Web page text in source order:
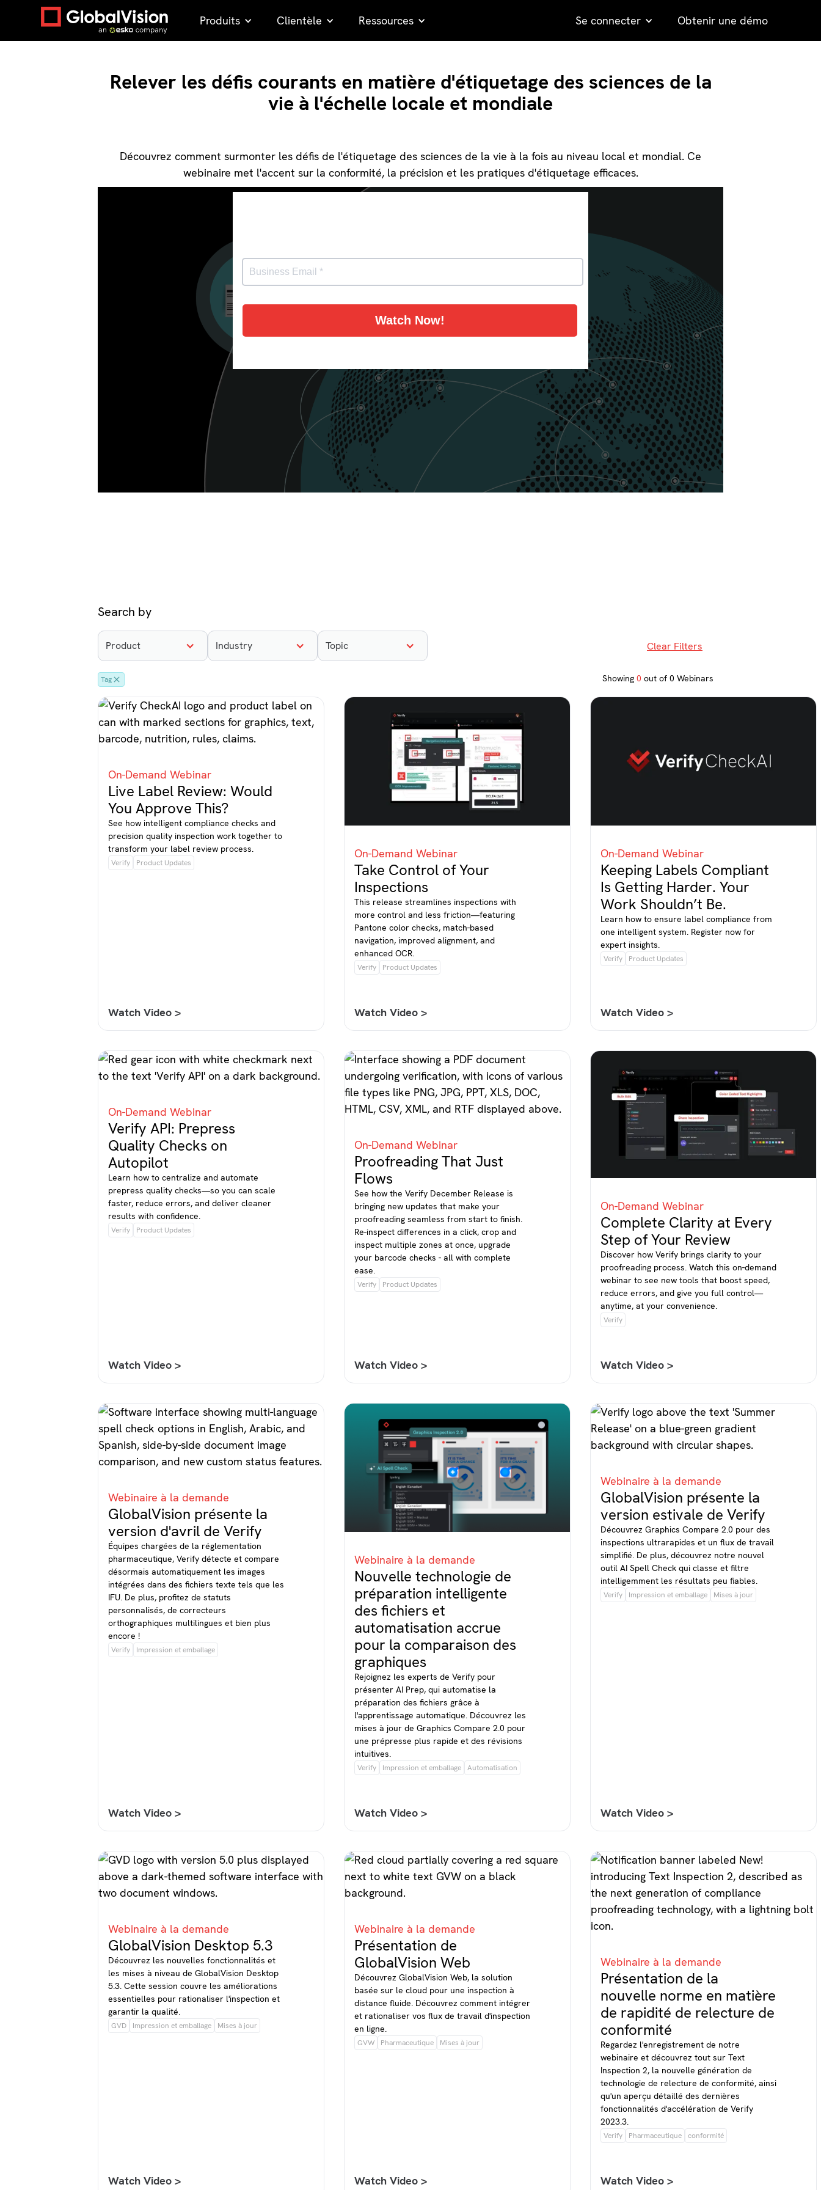
Produits Clientèle Ressources Se connecter Obtenir une démo
Relever les défis courants en matière d'étiquetage des sciences de la
vie à l'échelle locale et mondiale
Découvrez comment surmonter les défis de l'étiquetage des sciences de la vie à la fois au niveau local et mondial. Ce
webinaire met l'accent sur la conformité, la précision et les pratiques d'étiquetage efficaces.
Search by
Product Industry Topic Clear Filters
Tag Showing 0 out of 0 Webinars
On-Demand Webinar
Live Label Review: Would
You Approve This?
See how intelligent compliance checks and
precision quality inspection work together to
transform your label review process.
Verify Product Updates
Watch Video >
On-Demand Webinar
Take Control of Your
Inspections
This release streamlines inspections with
more control and less friction—featuring
Pantone color checks, match-based
navigation, improved alignment, and
enhanced OCR.
Verify Product Updates
Watch Video >
On-Demand Webinar
Keeping Labels Compliant
Is Getting Harder. Your
Work Shouldn’t Be.
Learn how to ensure label compliance from
one intelligent system. Register now for
expert insights.
Verify Product Updates
Watch Video >
On-Demand Webinar
Verify API: Prepress
Quality Checks on
Autopilot
Learn how to centralize and automate
prepress quality checks—so you can scale
faster, reduce errors, and deliver cleaner
results with confidence.
Verify Product Updates
Watch Video >
On-Demand Webinar
Proofreading That Just
Flows
See how the Verify December Release is
bringing new updates that make your
proofreading seamless from start to finish.
Re-inspect differences in a click, crop and
inspect multiple zones at once, upgrade
your barcode checks - all with complete
ease.
Verify Product Updates
Watch Video >
On-Demand Webinar
Complete Clarity at Every
Step of Your Review
Discover how Verify brings clarity to your
proofreading process. Watch this on-demand
webinar to see new tools that boost speed,
reduce errors, and give you full control—
anytime, at your convenience.
Verify
Watch Video >
Webinaire à la demande
GlobalVision présente la
version d'avril de Verify
Équipes chargées de la réglementation
pharmaceutique, Verify détecte et compare
désormais automatiquement les images
intégrées dans des fichiers texte tels que les
IFU. De plus, profitez de statuts
personnalisés, de correcteurs
orthographiques multilingues et bien plus
encore !
Verify Impression et emballage
Watch Video >
Webinaire à la demande
Nouvelle technologie de
préparation intelligente
des fichiers et
automatisation accrue
pour la comparaison des
graphiques
Rejoignez les experts de Verify pour
présenter AI Prep, qui automatise la
préparation des fichiers grâce à
l'apprentissage automatique. Découvrez les
mises à jour de Graphics Compare 2.0 pour
une prépresse plus rapide et des révisions
intuitives.
Verify Impression et emballage Automatisation
Watch Video >
Webinaire à la demande
GlobalVision présente la
version estivale de Verify
Découvrez Graphics Compare 2.0 pour des
inspections ultrarapides et un flux de travail
simplifié. De plus, découvrez notre nouvel
outil AI Spell Check qui classe et filtre
intelligemment les résultats peu fiables.
Verify Impression et emballage Mises à jour
Watch Video >
Webinaire à la demande
GlobalVision Desktop 5.3
Découvrez les nouvelles fonctionnalités et
les mises à niveau de GlobalVision Desktop
5.3. Cette session couvre les améliorations
essentielles pour rationaliser l'inspection et
garantir la qualité.
GVD Impression et emballage Mises à jour
Watch Video >
Webinaire à la demande
Présentation de
GlobalVision Web
Découvrez GlobalVision Web, la solution
basée sur le cloud pour une inspection à
distance fluide. Découvrez comment intégrer
et rationaliser vos flux de travail d'inspection
en ligne.
GVW Pharmaceutique Mises à jour
Watch Video >
Webinaire à la demande
Présentation de la
nouvelle norme en matière
de rapidité de relecture de
conformité
Regardez l'enregistrement de notre
webinaire et découvrez tout sur Text
Inspection 2, la nouvelle génération de
technologie de relecture de conformité, ainsi
qu'un aperçu détaillé des dernières
fonctionnalités d'accélération de Verify
2023.3.
Verify Pharmaceutique conformité
Watch Video >